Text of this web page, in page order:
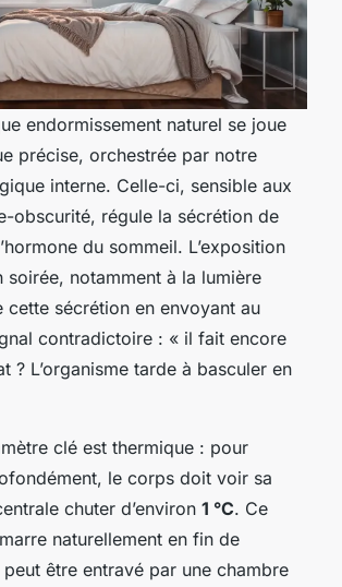
endormissement naturel se joue
précise, orchestrée par notre
interne. Celle-ci, sensible aux
obscurité, régule la sécrétion de
du sommeil. L’exposition
soirée, notamment à la lumière
cette sécrétion en envoyant au
contradictoire : « il fait encore
? L’organisme tarde à basculer en
clé est thermique : pour
le corps doit voir sa
chuter d’environ 1 °C. Ce
naturellement en fin de
être entravé par une chambre